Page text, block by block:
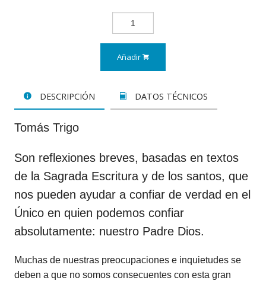
Añadir
DESCRIPCIÓN DATOS TÉCNICOS
Tomás Trigo
Son reflexiones breves, basadas en textos
de la Sagrada Escritura y de los santos, que
nos pueden ayudar a confiar de verdad en el
Único en quien podemos confiar
absolutamente: nuestro Padre Dios.
Muchas de nuestras preocupaciones e inquietudes se
deben a que no somos consecuentes con esta gran